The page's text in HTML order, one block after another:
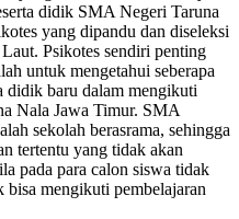
didik SMA Negeri Taruna
yang dipandu dan diseleksi
Psikotes sendiri penting
untuk mengetahui seberapa
didik baru dalam mengikuti
Nala Jawa Timur. SMA
sekolah berasrama, sehingga
tertentu yang tidak akan
pada para calon siswa tidak
mengikuti pembelajaran